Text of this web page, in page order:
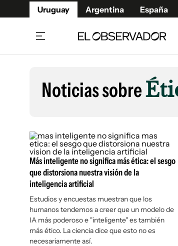
Uruguay Argentina España
Beneficios Member
Café y Negocios
Economía y Empresas
Agro
Brand Studio
Mundo
Cultura y Espectáculos
Noticias sobre
Más inteligente no significa más ética: el sesgo
que distorsiona nuestra visión de la
inteligencia artificial
Estudios y encuestas muestran que los
humanos tendemos a creer que un modelo de
IA más poderoso e "inteligente" es también
más ético. La ciencia dice que esto no es
necesariamente así.